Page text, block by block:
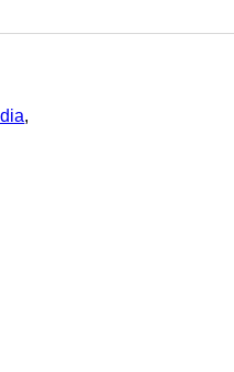
,